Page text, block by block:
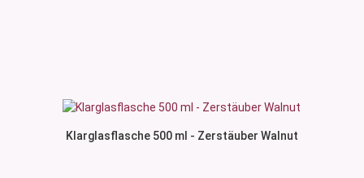
Klarglasflasche 500 ml - Zerstäuber Walnut